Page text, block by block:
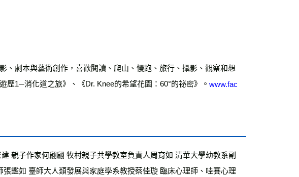
、劇本與藝術創作，喜歡閱讀、爬山、慢跑、旅行、攝影、觀察和想
歷1─消化道之旅》、《Dr. Knee的希望花園：60°的祕密》。www.fac
親子作家何翩翩 牧村親子共學教室負責人周育如 清華大學幼教系副
鑑如 臺師大人類發展與家庭學系教授蔡佳璇 臨床心理師、哇賽心理